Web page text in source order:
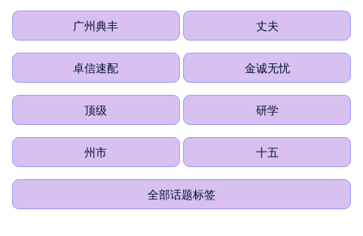
广州典丰 丈夫
卓信速配 金诚无忧
顶级 研学
州市 十五
全部话题标签